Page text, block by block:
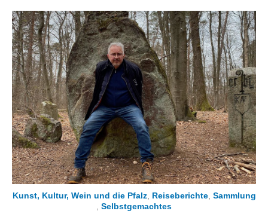
Kunst, Kultur, Wein und die Pfalz, Reiseberichte, Sammlung
Selbstgemachtes